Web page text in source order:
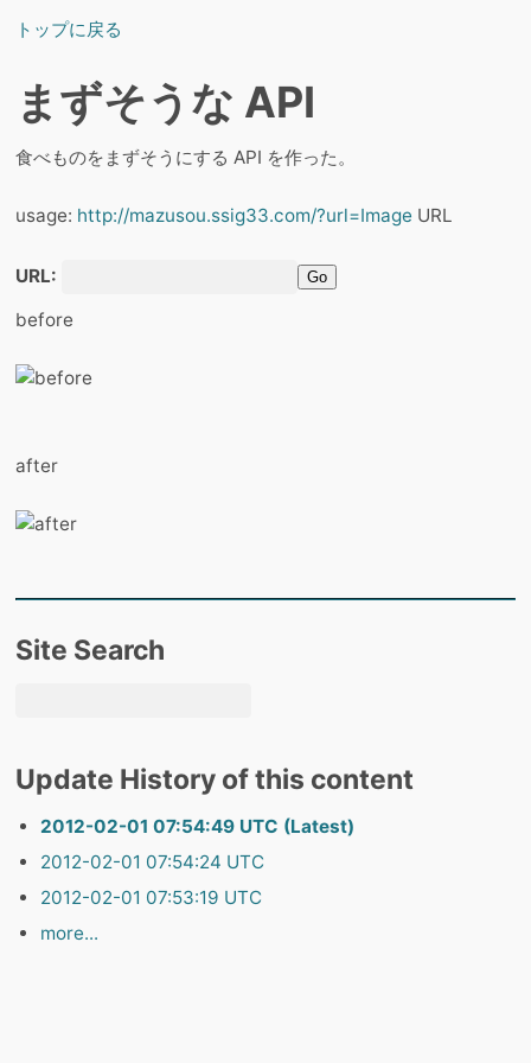
トップに戻る
まずそうな API
食べものをまずそうにする API を作った。
usage: http://mazusou.ssig33.com/?url=Image URL
URL: Go
before
after
Site Search
Update History of this content
2012-02-01 07:54:49 UTC (Latest)
2012-02-01 07:54:24 UTC
2012-02-01 07:53:19 UTC
more...